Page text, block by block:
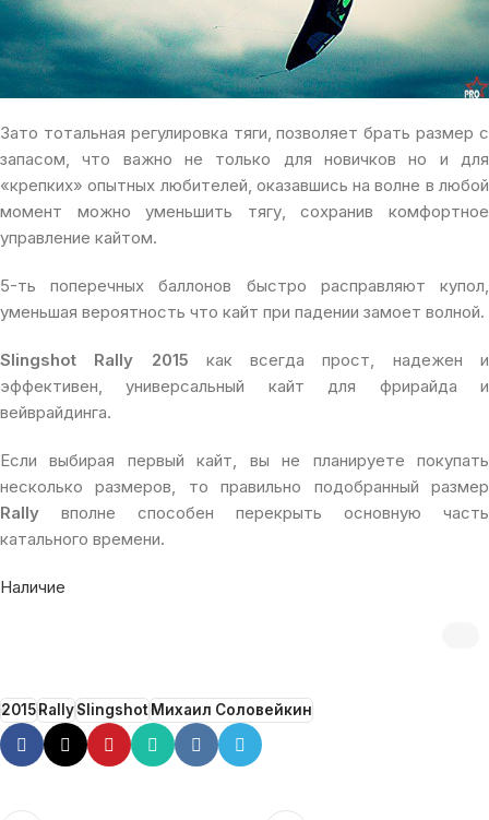
Зато тотальная регулировка тяги, позволяет брать размер с
запасом, что важно не только для новичков но и для
«крепких» опытных любителей, оказавшись на волне в любой
момент можно уменьшить тягу, сохранив комфортное
управление кайтом.
5-ть поперечных баллонов быстро расправляют купол,
уменьшая вероятность что кайт при падении замоет волной.
Slingshot Rally 2015 как всегда прост, надежен и
эффективен, универсальный кайт для фрирайда и
вейврайдинга.
Если выбирая первый кайт, вы не планируете покупать
несколько размеров, то правильно подобранный размер
Rally вполне способен перекрыть основную часть
катального времени.
Наличие
2015RallySlingshotМихаил Соловейкин